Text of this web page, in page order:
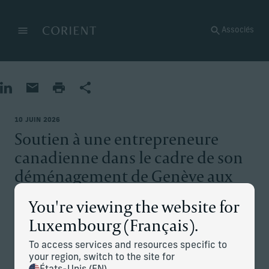
MenuRetour à la page d’accueil
You're viewing the website for
Luxembourg (Français).
To access services and resources specific to
your region, switch to the site for
Associés
Partager sur LinkedIn
Partager par e-mail
Imprimer la page
Partager
10 JUIN 2026
Soutien à une entrepreneure
canadienne dans le cadre de son
déménagement de Genève aux
États-Unis
La situation
Une entrepreneure et propriétaire d’entreprise canadienne